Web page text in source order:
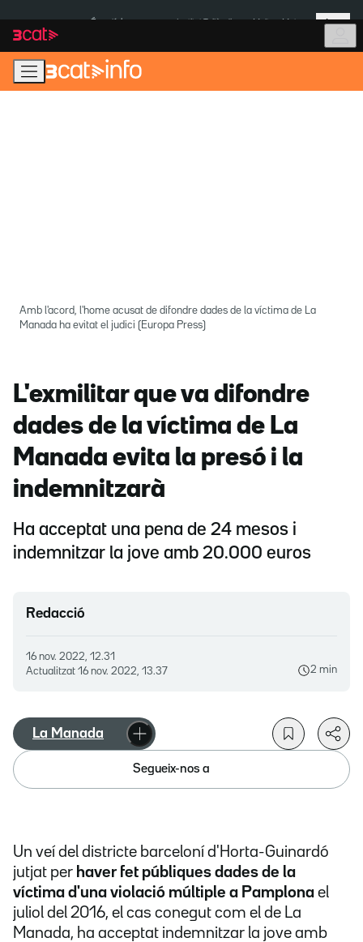
navegació
principal
contingut
Més
Amb l'acord, l'home acusat de difondre dades de la víctima de La
Manada ha evitat el judici (Europa Press)
L'exmilitar que va difondre
dades de la víctima de La
Manada evita la presó i la
indemnitzarà
Ha acceptat una pena de 24 mesos i
indemnitzar la jove amb 20.000 euros
Redacció
16 nov. 2022, 12.31
Actualitzat 16 nov. 2022, 13.37 2 min
La Manada
Segueix-nos a
Un veí del districte barceloní d'Horta-Guinardó
jutjat per haver fet públiques dades de la
víctima d'una violació múltiple a Pamplona el
juliol del 2016, el cas conegut com el de La
Manada, ha acceptat indemnitzar la jove amb